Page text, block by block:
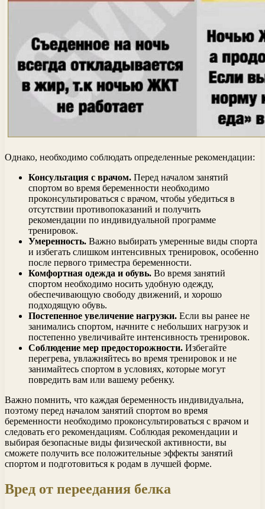
Однако, необходимо соблюдать определенные рекомендации:
Консультация с врачом. Перед началом занятий
спортом во время беременности необходимо
проконсультироваться с врачом, чтобы убедиться в
отсутствии противопоказаний и получить
рекомендации по индивидуальной программе
тренировок.
Умеренность. Важно выбирать умеренные виды спорта
и избегать слишком интенсивных тренировок, особенно
после первого триместра беременности.
Комфортная одежда и обувь. Во время занятий
спортом необходимо носить удобную одежду,
обеспечивающую свободу движений, и хорошо
подходящую обувь.
Постепенное увеличение нагрузки. Если вы ранее не
занимались спортом, начните с небольших нагрузок и
постепенно увеличивайте интенсивность тренировок.
Соблюдение мер предосторожности. Избегайте
перегрева, увлажняйтесь во время тренировок и не
занимайтесь спортом в условиях, которые могут
повредить вам или вашему ребенку.
Важно помнить, что каждая беременность индивидуальна,
поэтому перед началом занятий спортом во время
беременности необходимо проконсультироваться с врачом и
следовать его рекомендациям. Соблюдая рекомендации и
выбирая безопасные виды физической активности, вы
сможете получить все положительные эффекты занятий
спортом и подготовиться к родам в лучшей форме.
Вред от переедания белка